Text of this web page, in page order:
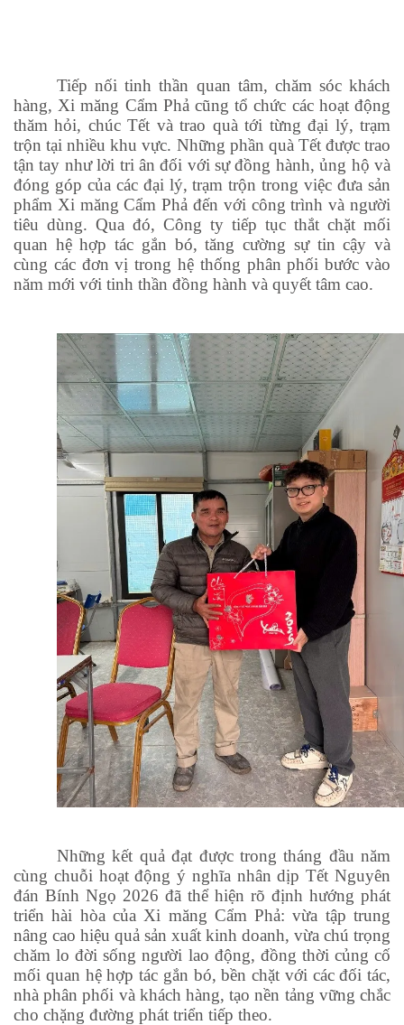
Tiếp nối tinh thần quan tâm, chăm sóc khách
hàng, Xi măng Cẩm Phả cũng tổ chức các hoạt động
thăm hỏi, chúc Tết và trao quà tới từng đại lý, trạm
trộn tại nhiều khu vực. Những phần quà Tết được trao
tận tay như lời tri ân đối với sự đồng hành, ủng hộ và
đóng góp của các đại lý, trạm trộn trong việc đưa sản
phẩm Xi măng Cẩm Phả đến với công trình và người
tiêu dùng. Qua đó, Công ty tiếp tục thắt chặt mối
quan hệ hợp tác gắn bó, tăng cường sự tin cậy và
cùng các đơn vị trong hệ thống phân phối bước vào
năm mới với tinh thần đồng hành và quyết tâm cao.
Những kết quả đạt được trong tháng đầu năm
cùng chuỗi hoạt động ý nghĩa nhân dịp Tết Nguyên
đán Bính Ngọ 2026 đã thể hiện rõ định hướng phát
triển hài hòa của Xi măng Cẩm Phả: vừa tập trung
nâng cao hiệu quả sản xuất kinh doanh, vừa chú trọng
chăm lo đời sống người lao động, đồng thời củng cố
mối quan hệ hợp tác gắn bó, bền chặt với các đối tác,
nhà phân phối và khách hàng, tạo nền tảng vững chắc
cho chặng đường phát triển tiếp theo.